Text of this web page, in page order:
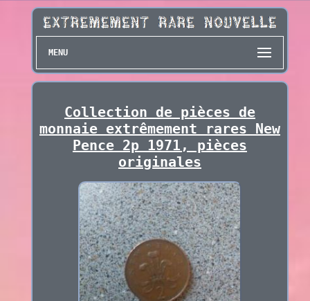
MENU
Collection de pièces de
monnaie extrêmement rares New
Pence 2p 1971, pièces
originales